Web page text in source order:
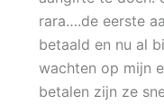
rara….de eerste
betaald en nu al
wachten op mijn
betalen zijn ze